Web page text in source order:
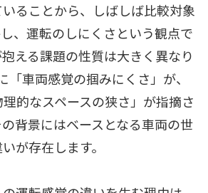
ることから、しばしば比較対象
、運転のしにくさという観点で
える課題の性質は大きく異なり
「車両感覚の掴みにくさ」が、
的なスペースの狭さ」が指摘さ
背景にはベースとなる車両の世
が存在します。